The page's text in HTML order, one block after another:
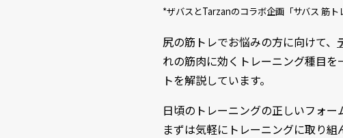
*ザバスとTarzanのコラボ企画「サバス 筋ト
尻の筋トレでお悩みの方に向けて、
れの筋肉に効くトレーニング種目を
トを解説しています。
日頃のトレーニングの正しいフォ
まずは気軽にトレーニングに取り